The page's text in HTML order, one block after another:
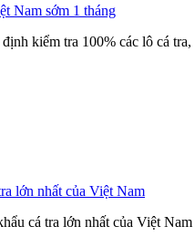
Nam sớm 1 tháng
kiểm tra 100% các lô cá tra,
lớn nhất của Việt Nam
cá tra lớn nhất của Việt Nam